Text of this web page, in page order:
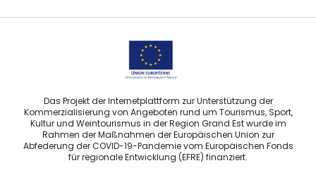
Das Projekt der Internetplattform zur Unterstützung der
Kommerzialisierung von Angeboten rund um Tourismus, Sport,
Kultur und Weintourismus in der Region Grand Est wurde im
Rahmen der Maßnahmen der Europäischen Union zur
Abfederung der COVID-19-Pandemie vom Europäischen Fonds
für regionale Entwicklung (EFRE) finanziert.